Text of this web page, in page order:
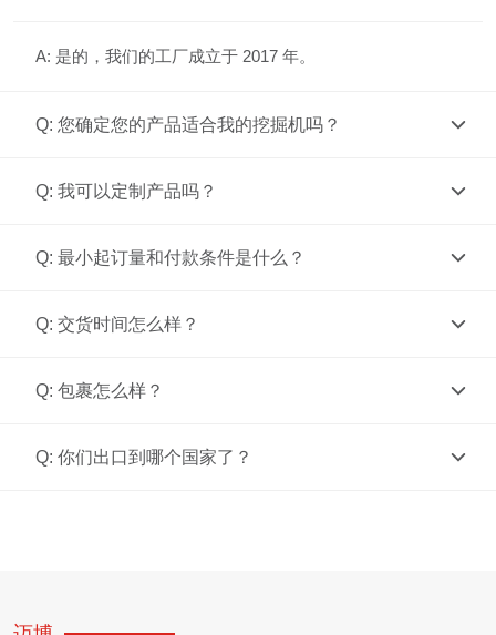
A: 是的，我们的工厂成立于 2017 年。
Q: 您确定您的产品适合我的挖掘机吗？
Q: 我可以定制产品吗？
Q: 最小起订量和付款条件是什么？
Q: 交货时间怎么样？
Q: 包裹怎么样？
Q: 你们出口到哪个国家了？